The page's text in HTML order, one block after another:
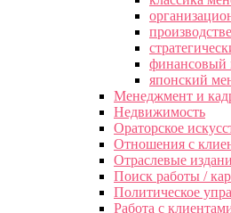
финансовый
японский
Менеджмент и
Недвижимость
Ораторское
Отношения с
Отраслевые
Поиск работы /
Политическое
Работа с